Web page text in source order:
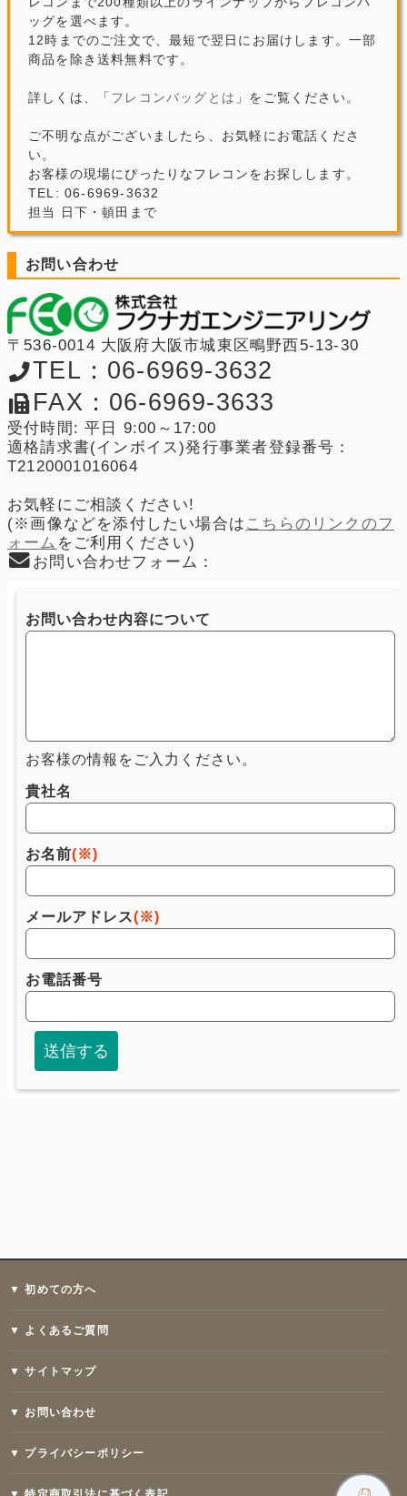
ッグを選べます。
12時までのご注文で、最短で翌日にお届けします。一部
商品を除き送料無料です。
詳しくは、「 フレコンバッグとは 」をご覧ください。
ご不明な点がございましたら、お気軽にお電話くださ
い。
お客様の現場にぴったりなフレコンをお探しします。
TEL: 06-6969-3632
担当 日下・頓田まで
お問い合わせ
〒536-0014 大阪府大阪市城東区鴫野西5-13-30
TEL：06-6969-3632
FAX：06-6969-3633
受付時間: 平日 9:00～17:00
適格請求書(インボイス)発行事業者登録番号：
T2120001016064
お気軽にご相談ください!
(※画像などを添付したい場合は こちらのリンクのフ
ォーム をご利用ください)
お問い合わせフォーム：
▼ 初めての方へ
▼ よくあるご質問
▼ サイトマップ
▼ お問い合わせ
▼ プライバシーポリシー